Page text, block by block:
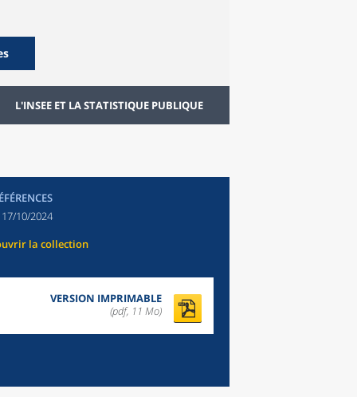
L'INSEE ET LA STATISTIQUE PUBLIQUE
17/10/2024
la collection
VERSION IMPRIMABLE
(pdf, 11 Mo)